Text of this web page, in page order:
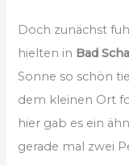
Doch zunächst
hielten in Bad
Sonne so schön
dem kleinen Ort
hier gab es ein
gerade mal zwei